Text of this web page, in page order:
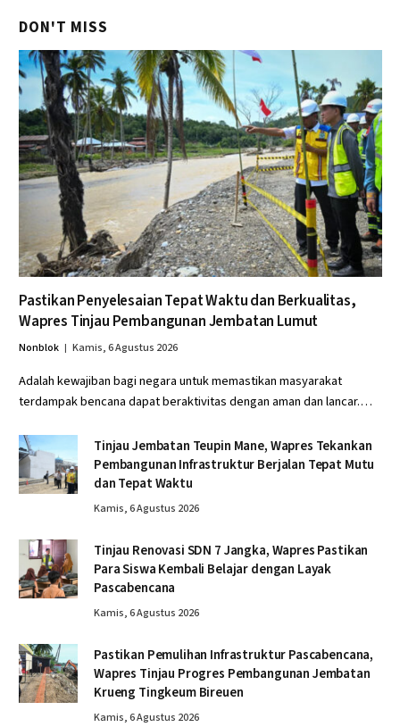
DON'T MISS
Pastikan Penyelesaian Tepat Waktu dan Berkualitas,
Wapres Tinjau Pembangunan Jembatan Lumut
Nonblok Kamis, 6 Agustus 2026
Adalah kewajiban bagi negara untuk memastikan masyarakat
terdampak bencana dapat beraktivitas dengan aman dan lancar.…
Tinjau Jembatan Teupin Mane, Wapres Tekankan
Pembangunan Infrastruktur Berjalan Tepat Mutu
dan Tepat Waktu
Kamis, 6 Agustus 2026
Tinjau Renovasi SDN 7 Jangka, Wapres Pastikan
Para Siswa Kembali Belajar dengan Layak
Pascabencana
Kamis, 6 Agustus 2026
Pastikan Pemulihan Infrastruktur Pascabencana,
Wapres Tinjau Progres Pembangunan Jembatan
Krueng Tingkeum Bireuen
Kamis, 6 Agustus 2026